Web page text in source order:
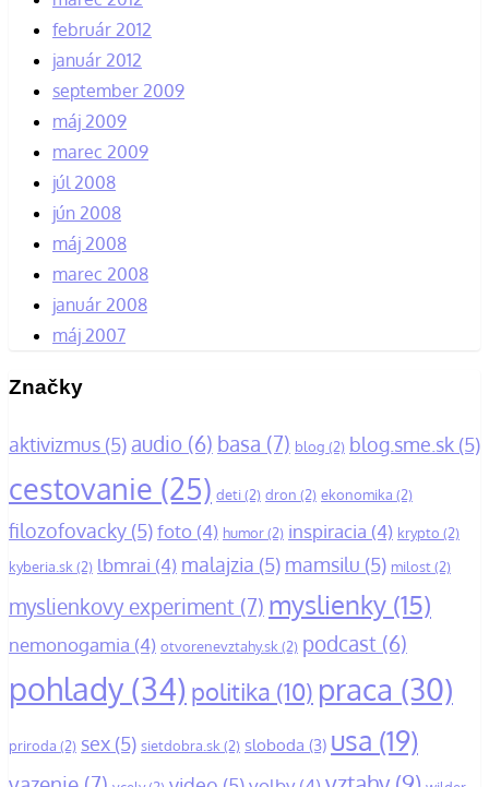
február 2012
január 2012
september 2009
máj 2009
marec 2009
júl 2008
jún 2008
máj 2008
marec 2008
január 2008
máj 2007
Značky
aktivizmus (5) audio (6) basa (7) blog (2) blog.sme.sk (5)
cestovanie (25) deti (2) dron (2) ekonomika (2)
filozofovacky (5)foto (4) humor(2) inspiracia (4) krypto (2)
kyberia.sk (2) lbmrai (4) malajzia (5) mamsilu (5) milost(2)
myslienkovy experiment (7) myslienky (15)
nemonogamia (4) otvorenevztahy.sk (2) podcast (6)
pohlady (34) politika (10) praca (30)
priroda (2) sex (5) sietdobra.sk (2) sloboda (3) usa (19)